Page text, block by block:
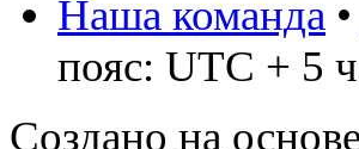
Наша команда •
пояс: UTC + 5
Создано на